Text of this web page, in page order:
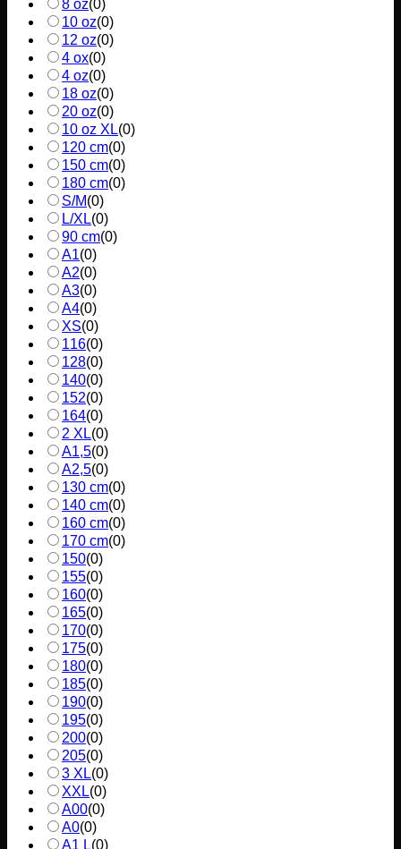
8 oz(0)
10 oz(0)
12 oz(0)
4 ox(0)
4 oz(0)
18 oz(0)
20 oz(0)
10 oz XL(0)
120 cm(0)
150 cm(0)
180 cm(0)
S/M(0)
L/XL(0)
90 cm(0)
A1(0)
A2(0)
A3(0)
A4(0)
XS(0)
116(0)
128(0)
140(0)
152(0)
164(0)
2 XL(0)
A1,5(0)
A2,5(0)
130 cm(0)
140 cm(0)
160 cm(0)
170 cm(0)
150(0)
155(0)
160(0)
165(0)
170(0)
175(0)
180(0)
185(0)
190(0)
195(0)
200(0)
205(0)
3 XL(0)
XXL(0)
A00(0)
A0(0)
A1 L(0)